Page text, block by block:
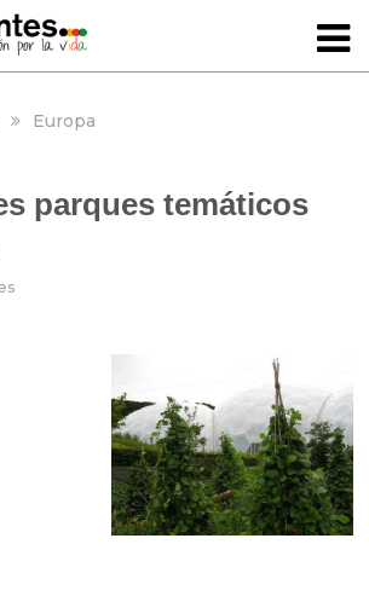
Europa
parques temáticos